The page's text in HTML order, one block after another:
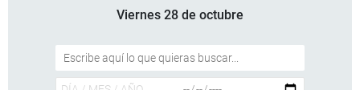
Viernes 28 de octubre